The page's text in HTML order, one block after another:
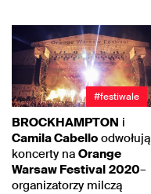
#festiwale
BROCKHAMPTON i
Camila Cabello odwołują
koncerty na Orange
Warsaw Festival 2020–
organizatorzy milczą